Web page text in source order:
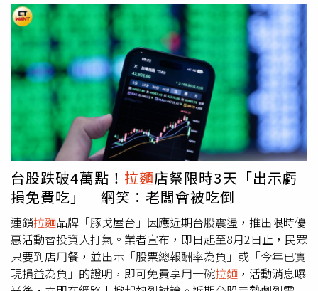
問，這是個很有意義的機會，真的謝謝大家。」他邀請大家
收看9月份將上檔的Netflix戲劇《Downtime》(暫譯)以及10
月份將上映的電影《龍二》(暫譯)，並承諾一定會找機會盡
快再來台灣與大家見面。
的運作負擔。除了看得見的加工品，湯底與醬料更是外食族
最容易忽略的「隱形殺手」；黃醫師說明，以常見的拉麵或
火鍋為例，一碗濃郁湯底的鈉含量即可能高達1500至2000
毫克，光喝一碗就幾乎達到世界衛生組織建議的每日上限。
此外，沙茶醬、醬油膏等常見醬料同樣是重災區，建議民眾
用餐時少喝濃湯、沾醬淺嚐即止，並優先選擇清湯底。而黃
醫師提到，許多人以為不鹹或甜味的食品就很安全，但事實
上連海苔、蘇打餅乾甚至部分甜食，在製作過程中都會加入
大量的鈉進行調味；傳統的泡菜、醬瓜、鹹蛋及醃魚等醃漬
類食物，同樣是高鹽食物，因此民眾在解饞之餘，務必懂得
適量控制，避免在不知不覺中攝入過多鹽分。最後，黃醫師
強調，當體內鈉離子過高時，身體會發出明確警訊，包括餐
後持續口渴、晨起眼皮腫脹、臉部或手腳水腫，以及頭脹、
頭痛、血壓升高或胃部噁心等症狀；若民眾對於慢性病控制
或飲食健康有任何疑慮，應主動尋求專業醫師協助，並依建
議調整飲食。
台股跌破4萬點！ 拉麵店祭限時3天「出示虧
損免費吃」 網笑：老闆會被吃倒
連鎖拉麵品牌「豚戈屋台」因應近期台股震盪，推出限時優
惠活動替投資人打氣。業者宣布，即日起至8月2日止，民眾
只要到店用餐，並出示「股票總報酬率為負」或「今年已實
現損益為負」的證明，即可免費享用一碗拉麵 ，活動消息曝